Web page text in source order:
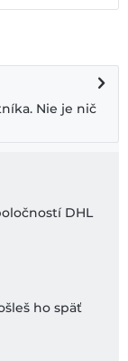
Nie je nič
DHL
ho späť